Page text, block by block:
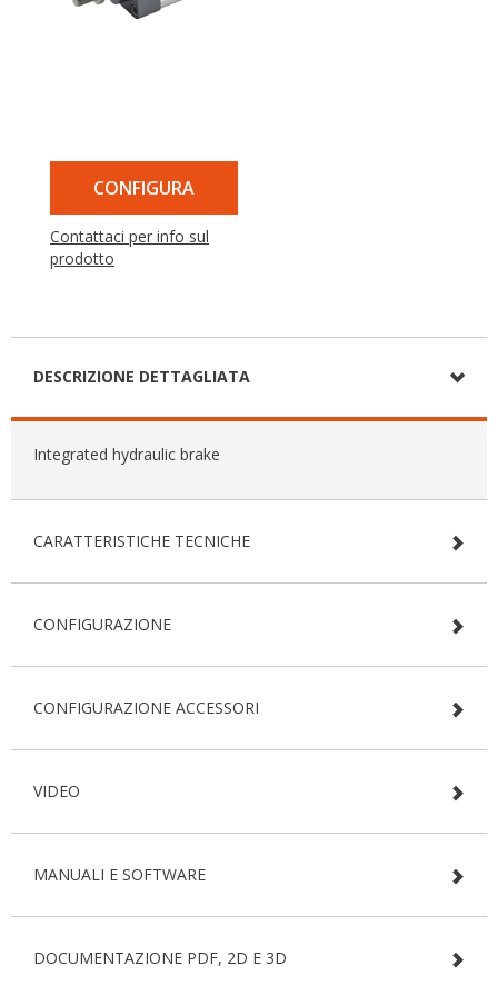
CONFIGURA
Contattaci per info sul
prodotto
DESCRIZIONE DETTAGLIATA
Integrated hydraulic brake
CARATTERISTICHE TECNICHE
CONFIGURAZIONE
CONFIGURAZIONE ACCESSORI
VIDEO
MANUALI E SOFTWARE
DOCUMENTAZIONE PDF, 2D E 3D